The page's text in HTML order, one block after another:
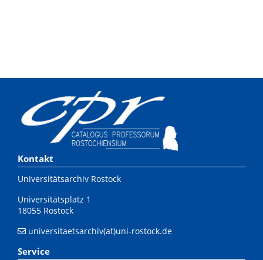
Kontakt
Universitätsarchiv Rostock
Universitätsplatz 1
18055 Rostock
universitaetsarchiv(at)uni-rostock.de
Service